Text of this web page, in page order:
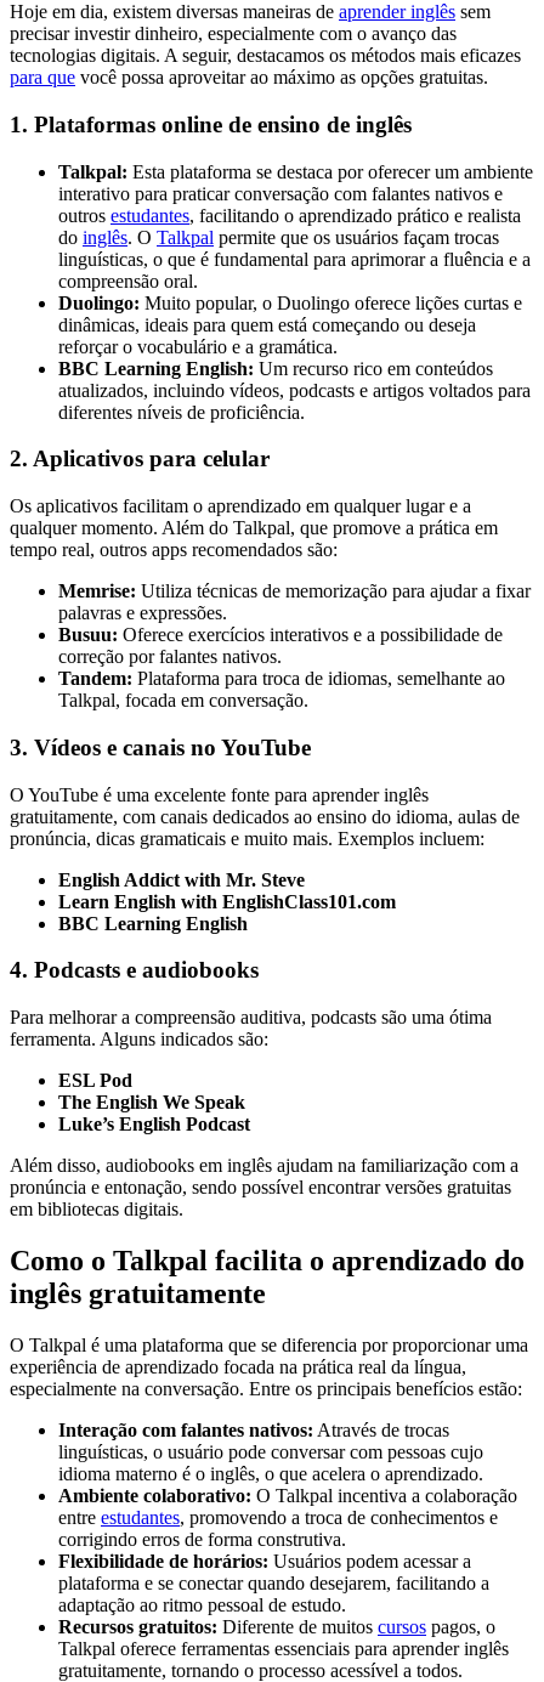
Hoje em dia, existem diversas maneiras de aprender inglês sem
precisar investir dinheiro, especialmente com o avanço das
tecnologias digitais. A seguir, destacamos os métodos mais eficazes
para que você possa aproveitar ao máximo as opções gratuitas.
1. Plataformas online de ensino de inglês
Talkpal: Esta plataforma se destaca por oferecer um ambiente
interativo para praticar conversação com falantes nativos e
outros estudantes, facilitando o aprendizado prático e realista
do inglês. O Talkpal permite que os usuários façam trocas
linguísticas, o que é fundamental para aprimorar a fluência e a
compreensão oral.
Duolingo: Muito popular, o Duolingo oferece lições curtas e
dinâmicas, ideais para quem está começando ou deseja
reforçar o vocabulário e a gramática.
BBC Learning English: Um recurso rico em conteúdos
atualizados, incluindo vídeos, podcasts e artigos voltados para
diferentes níveis de proficiência.
2. Aplicativos para celular
Os aplicativos facilitam o aprendizado em qualquer lugar e a
qualquer momento. Além do Talkpal, que promove a prática em
tempo real, outros apps recomendados são:
Memrise: Utiliza técnicas de memorização para ajudar a fixar
palavras e expressões.
Busuu: Oferece exercícios interativos e a possibilidade de
correção por falantes nativos.
Tandem: Plataforma para troca de idiomas, semelhante ao
Talkpal, focada em conversação.
3. Vídeos e canais no YouTube
O YouTube é uma excelente fonte para aprender inglês
gratuitamente, com canais dedicados ao ensino do idioma, aulas de
pronúncia, dicas gramaticais e muito mais. Exemplos incluem:
English Addict with Mr. Steve
Learn English with EnglishClass101.com
BBC Learning English
4. Podcasts e audiobooks
Para melhorar a compreensão auditiva, podcasts são uma ótima
ferramenta. Alguns indicados são:
ESL Pod
The English We Speak
Luke’s English Podcast
Além disso, audiobooks em inglês ajudam na familiarização com a
pronúncia e entonação, sendo possível encontrar versões gratuitas
em bibliotecas digitais.
Como o Talkpal facilita o aprendizado do
inglês gratuitamente
O Talkpal é uma plataforma que se diferencia por proporcionar uma
experiência de aprendizado focada na prática real da língua,
especialmente na conversação. Entre os principais benefícios estão:
Interação com falantes nativos: Através de trocas
linguísticas, o usuário pode conversar com pessoas cujo
idioma materno é o inglês, o que acelera o aprendizado.
Ambiente colaborativo: O Talkpal incentiva a colaboração
entre estudantes, promovendo a troca de conhecimentos e
corrigindo erros de forma construtiva.
Flexibilidade de horários: Usuários podem acessar a
plataforma e se conectar quando desejarem, facilitando a
adaptação ao ritmo pessoal de estudo.
Recursos gratuitos: Diferente de muitos cursos pagos, o
Talkpal oferece ferramentas essenciais para aprender inglês
gratuitamente, tornando o processo acessível a todos.